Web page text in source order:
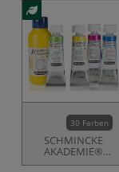
30 Farben
SCHMINCKE
AKADEMIE®
Gouache